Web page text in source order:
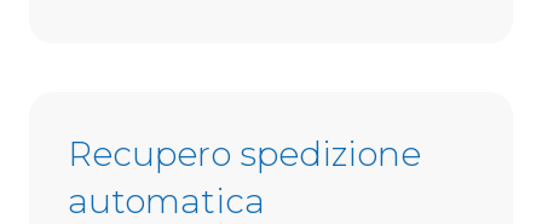
Recupero spedizione
automatica